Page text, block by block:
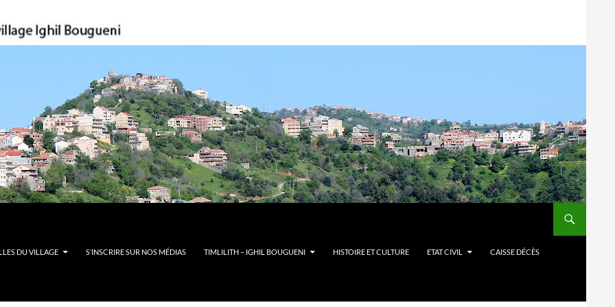
DU VILLAGE S’INSCRIRE SUR NOS MÉDIAS TIMLILITH – IGHIL BOUGUENI HISTOIRE ET CULTURE ETAT CIVIL CAISSE DÉCÈS